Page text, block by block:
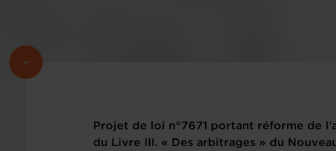
Projet de loi n°7671 portant réforme de
du Livre III. « Des arbitrages » du